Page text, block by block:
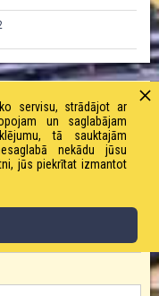
servisu, strādājot ar
un saglabājam
tā sauktajām
nekādu jūsu
jūs piekrītat izmantot